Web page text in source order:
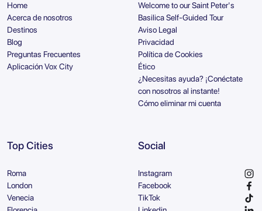
Home
Acerca de nosotros
Destinos
Blog
Preguntas Frecuentes
Aplicación Vox City
Welcome to our Saint Peter's
Basilica Self-Guided Tour
Aviso Legal
Privacidad
Política de Cookies
Ético
¿Necesitas ayuda? ¡Conéctate
con nosotros al instante!
Cómo eliminar mi cuenta
Top Cities
Roma
London
Venecia
Social
Instagram
Facebook
TikTok